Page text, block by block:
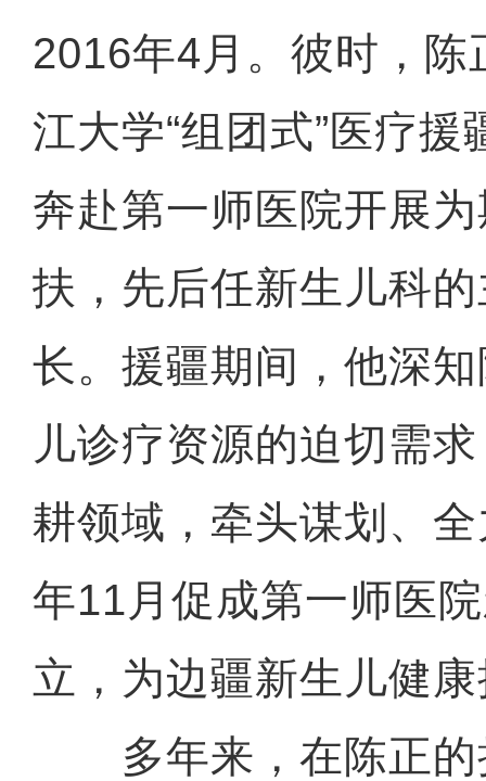
2016年4月。彼时，陈
江大学“组团式”医疗
奔赴第一师医院开展
扶，先后任新生儿科
长。援疆期间，他深
儿诊疗资源的迫切需
耕领域，牵头谋划、
年11月促成第一师医
立，为边疆新生儿健康
多年来，在陈正的